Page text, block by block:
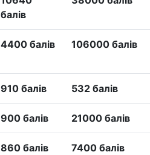
балів
4400 балів 106000 балів
910 балів 532 балів
900 балів 21000 балів
860 балів 7400 балів